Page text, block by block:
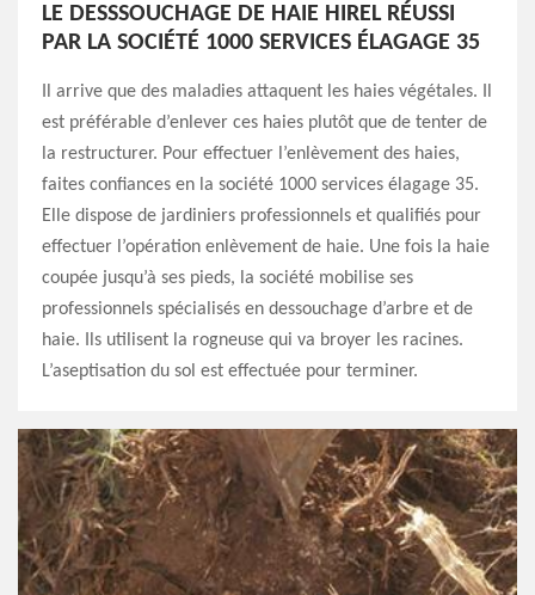
LE DESSSOUCHAGE DE HAIE HIREL RÉUSSI
PAR LA SOCIÉTÉ 1000 SERVICES ÉLAGAGE 35
Il arrive que des maladies attaquent les haies végétales. Il
est préférable d’enlever ces haies plutôt que de tenter de
la restructurer. Pour effectuer l’enlèvement des haies,
faites confiances en la société 1000 services élagage 35.
Elle dispose de jardiniers professionnels et qualifiés pour
effectuer l’opération enlèvement de haie. Une fois la haie
coupée jusqu’à ses pieds, la société mobilise ses
professionnels spécialisés en dessouchage d’arbre et de
haie. Ils utilisent la rogneuse qui va broyer les racines.
L’aseptisation du sol est effectuée pour terminer.